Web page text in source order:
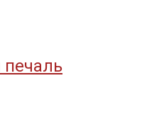
печаль